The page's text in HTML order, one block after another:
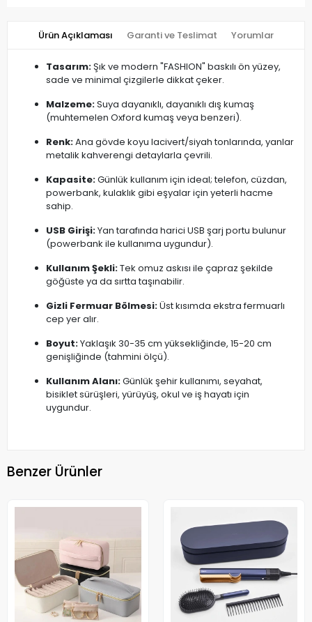
Ürün Açıklaması Garanti ve Teslimat Yorumlar
Tasarım:Şık ve modern "FASHION" baskılı ön yüzey,
sade ve minimal çizgilerle dikkat çeker.
Malzeme:Suya dayanıklı, dayanıklı dış kumaş
(muhtemelen Oxford kumaş veya benzeri).
Renk:Ana gövde koyu lacivert/siyah tonlarında, yanlar
metalik kahverengi detaylarla çevrili.
Kapasite:Günlük kullanım için ideal; telefon, cüzdan,
powerbank, kulaklık gibi eşyalar için yeterli hacme
sahip.
USB Girişi:Yan tarafında harici USB şarj portu bulunur
(powerbank ile kullanıma uygundur).
Kullanım Şekli:Tek omuz askısı ile çapraz şekilde
göğüste ya da sırtta taşınabilir.
Gizli Fermuar Bölmesi:Üst kısımda ekstra fermuarlı
cep yer alır.
Boyut:Yaklaşık 30-35 cm yüksekliğinde, 15-20 cm
genişliğinde (tahmini ölçü).
Kullanım Alanı:Günlük şehir kullanımı, seyahat,
bisiklet sürüşleri, yürüyüş, okul ve iş hayatı için
uygundur.
Benzer Ürünler